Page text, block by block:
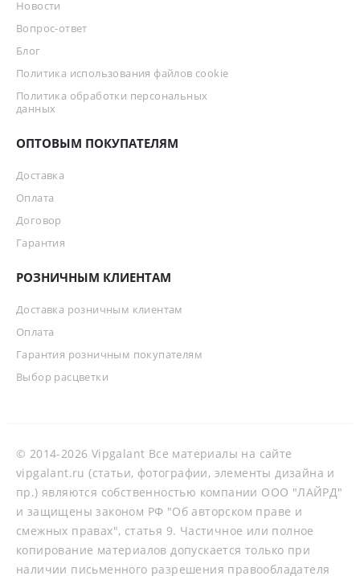
Новости
Вопрос-ответ
Блог
Политика использования файлов cookie
Политика обработки персональных
данных
ОПТОВЫМ ПОКУПАТЕЛЯМ
Доставка
Оплата
Договор
Гарантия
РОЗНИЧНЫМ КЛИЕНТАМ
Доставка розничным клиентам
Оплата
Гарантия розничным покупателям
Выбор расцветки
© 2014-2026 Vipgalant Все материалы на сайте
vipgalant.ru (статьи, фотографии, элементы дизайна и
пр.) являются собственностью компании ООО "ЛАЙРД"
и защищены законом РФ "Об авторском праве и
смежных правах", статья 9. Частичное или полное
копирование материалов допускается только при
наличии письменного разрешения правообладателя